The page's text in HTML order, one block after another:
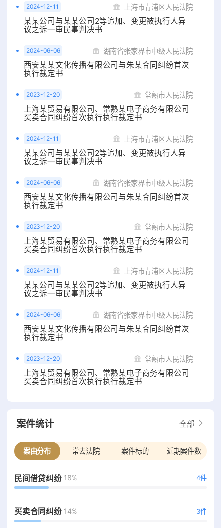
2024-12-11 上海市青浦区人民法院
某某公司与某某公司2等追加、变更被执行人异
议之诉一审民事判决书
2024-06-06 湖南省张家界市中级人民法院
西安某某文化传播有限公司与朱某合同纠纷首次
执行裁定书
2023-12-20 常熟市人民法院
上海某贸易有限公司、常熟某电子商务有限公司
买卖合同纠纷首次执行执行裁定书
2024-12-11 上海市青浦区人民法院
某某公司与某某公司2等追加、变更被执行人异
议之诉一审民事判决书
2024-06-06 湖南省张家界市中级人民法院
西安某某文化传播有限公司与朱某合同纠纷首次
执行裁定书
2023-12-20 常熟市人民法院
上海某贸易有限公司、常熟某电子商务有限公司
买卖合同纠纷首次执行执行裁定书
2024-12-11 上海市青浦区人民法院
某某公司与某某公司2等追加、变更被执行人异
议之诉一审民事判决书
2024-06-06 湖南省张家界市中级人民法院
西安某某文化传播有限公司与朱某合同纠纷首次
执行裁定书
2023-12-20 常熟市人民法院
上海某贸易有限公司、常熟某电子商务有限公司
买卖合同纠纷首次执行执行裁定书
案件统计 全部
案由分布 常去法院 案件标的 近期案件数
民间借贷纠纷 18% 4件
买卖合同纠纷 14% 3件